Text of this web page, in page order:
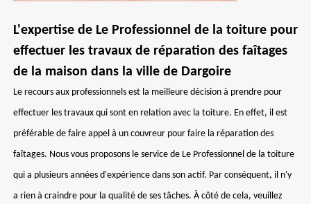
L'expertise de Le Professionnel de la toiture pour
effectuer les travaux de réparation des faîtages
de la maison dans la ville de Dargoire
Le recours aux professionnels est la meilleure décision à prendre pour
effectuer les travaux qui sont en relation avec la toiture. En effet, il est
préférable de faire appel à un couvreur pour faire la réparation des
faîtages. Nous vous proposons le service de Le Professionnel de la toiture
qui a plusieurs années d'expérience dans son actif. Par conséquent, il n'y
a rien à craindre pour la qualité de ses tâches. À côté de cela, veuillez